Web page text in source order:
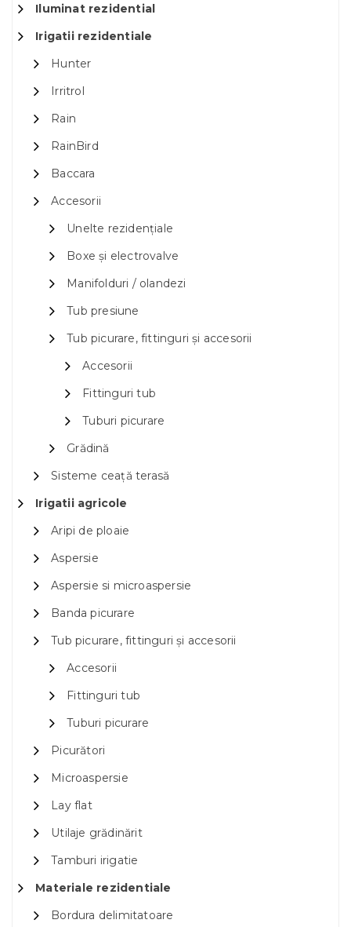
Iluminat rezidential
Irigatii rezidentiale
Hunter
Irritrol
Rain
RainBird
Baccara
Accesorii
Unelte rezidențiale
Boxe și electrovalve
Manifolduri / olandezi
Tub presiune
Tub picurare, fittinguri și accesorii
Accesorii
Fittinguri tub
Tuburi picurare
Grădină
Sisteme ceață terasă
Irigatii agricole
Aripi de ploaie
Aspersie
Aspersie si microaspersie
Banda picurare
Tub picurare, fittinguri și accesorii
Accesorii
Fittinguri tub
Tuburi picurare
Picurători
Microaspersie
Lay flat
Utilaje grădinărit
Tamburi irigatie
Materiale rezidentiale
Bordura delimitatoare